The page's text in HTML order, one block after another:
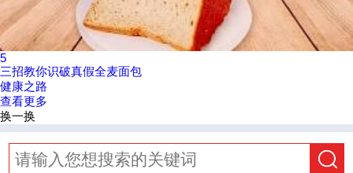
5
三招教你识破真假全麦面包
健康之路
查看更多
换一换